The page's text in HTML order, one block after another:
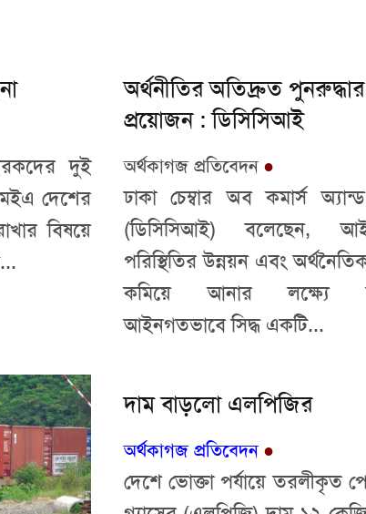
দুই
দেশের
বিষয়ে
অর্থনীতির অতিদ্রুত
প্রয়োজন : ডিসিসিআই
অর্থকাগজ প্রতিবেদন●
ঢাকা চেম্বার অব কমার্স অ্যান্ড
(ডিসিসিআই) বলেছেন,
পরিস্থিতির উন্নয়ন এবং
কমিয়ে আনার লক্ষ্যে
আইনগতভাবে সিদ্ধ একটি...
দাম বাড়লো এলপিজির
অর্থকাগজ প্রতিবেদন ●
দেশে ভোক্তা পর্যায়ে তরলীকৃত